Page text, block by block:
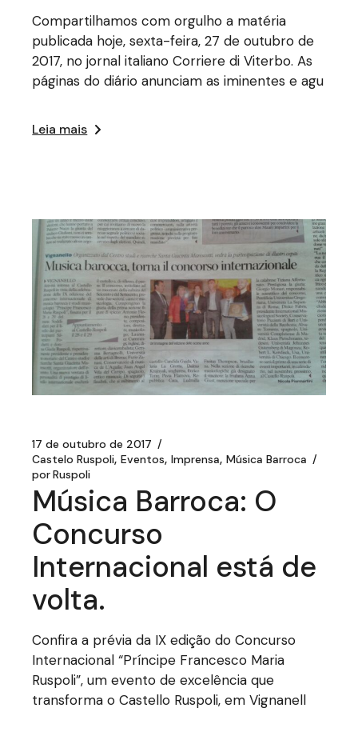
Compartilhamos com orgulho a matéria
publicada hoje, sexta-feira, 27 de outubro de
2017, no jornal italiano Corriere di Viterbo. As
páginas do diário anunciam as iminentes e agu
Leia mais
17 de outubro de 2017
Castelo Ruspoli Eventos Imprensa Música Barroca
porRuspoli
Música Barroca: O
Concurso
Internacional está de
volta.
Confira a prévia da IX edição do Concurso
Internacional “Príncipe Francesco Maria
Ruspoli”, um evento de excelência que
transforma o Castello Ruspoli, em Vignanell